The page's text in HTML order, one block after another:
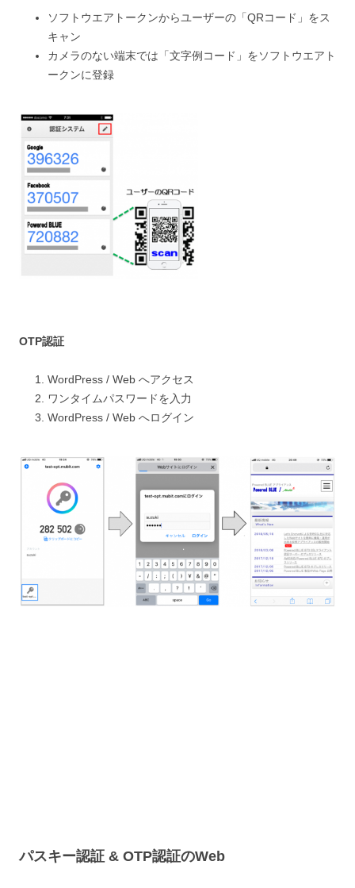
ソフトウエアトークンからユーザーの「QRコード」をス
キャン
カメラのない端末では「文字例コード」をソフトウエアト
ークンに登録
OTP認証
WordPress / Web へアクセス
ワンタイムパスワードを入力
WordPress / Web へログイン
パスキー認証 & OTP認証のWeb